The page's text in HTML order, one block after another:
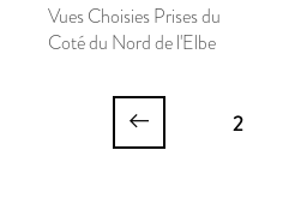
Vues Choisies Prises du
Coté du Nord de l'Elbe
2